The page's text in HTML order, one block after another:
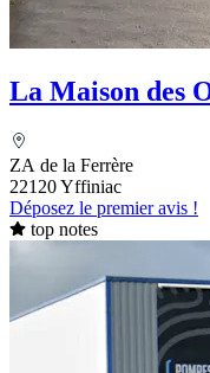
La Maison des
ZA de la Ferrère
22120 Yffiniac
Déposez le premier avis !
top notes